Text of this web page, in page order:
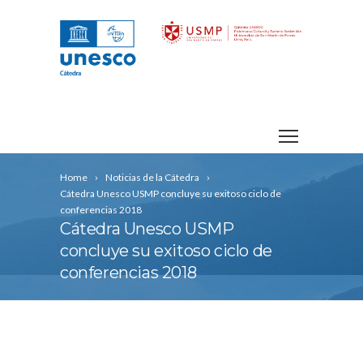
Home
Noticias de la Cátedra
Cátedra Unesco USMP concluye su exitoso ciclo de
conferencias 2018
Cátedra Unesco USMP
concluye su exitoso ciclo de
conferencias 2018